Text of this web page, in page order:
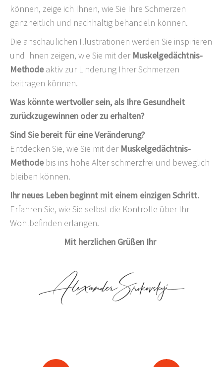
können, zeige ich Ihnen, wie Sie Ihre Schmerzen
ganzheitlich und nachhaltig behandeln können.
Die anschaulichen Illustrationen werden Sie inspirieren
und Ihnen zeigen, wie Sie mit der Muskelgedächtnis-
Methodeaktiv zur Linderung Ihrer Schmerzen
beitragen können.
Was könnte wertvoller sein, als Ihre Gesundheit
zurückzugewinnen oder zu erhalten?
Sind Sie bereit für eine Veränderung?
Entdecken Sie, wie Sie mit der Muskelgedächtnis-
Methodebis ins hohe Alter schmerzfrei und beweglich
bleiben können.
Ihr neues Leben beginnt mit einem einzigen Schritt.
Erfahren Sie, wie Sie selbst die Kontrolle über Ihr
Wohlbefinden erlangen.
Mit herzlichen Grüßen Ihr